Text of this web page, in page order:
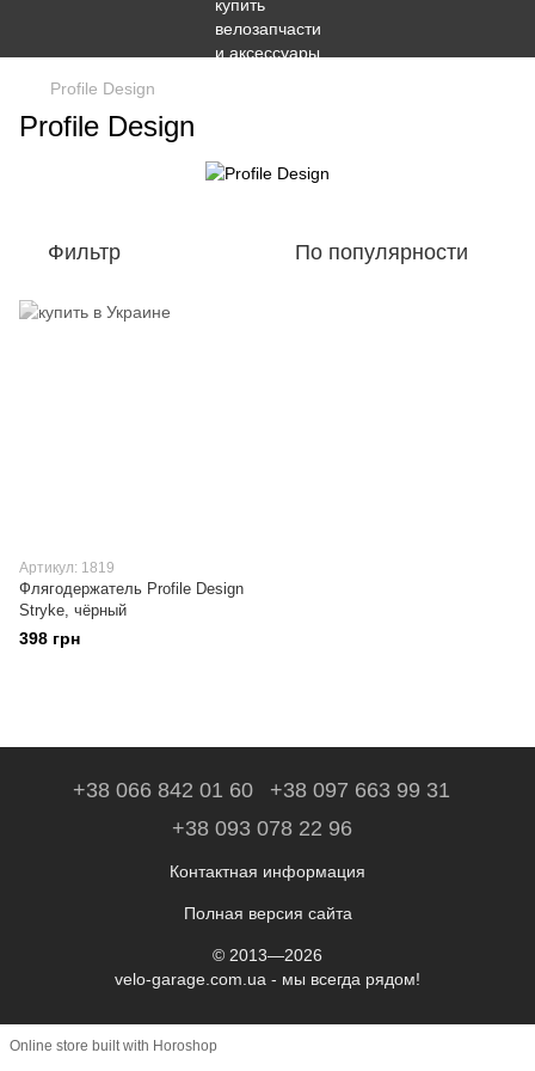
Profile Design
Profile Design
Фильтр По популярности
Артикул: 1819
Флягодержатель Profile Design
Stryke, чёрный
398 грн
+38 066 842 01 60
+38 097 663 99 31
+38 093 078 22 96
Контактная информация
Полная версия сайта
© 2013—2026
velo-garage.com.ua - мы всегда рядом!
Online store built with Horoshop